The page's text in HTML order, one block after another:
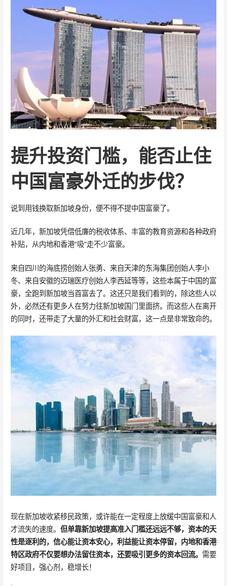
提升投资门槛，能否止住
中国富豪外迁的步伐？
说到用钱换取新加坡身份，便不得不提中国富豪了。
近几年，新加坡凭借低廉的税收体系、丰富的教育资源和各种政府
补贴，从内地和香港“吸”走不少富豪。
来自四川的海底捞创始人张勇、来自天津的东海集团创始人李小
冬、来自安徽的迈瑞医疗创始人李西延等等，这些本属于中国的富
豪，全跑到新加坡当首富去了。这还只是我们看到的，除这些人以
外，必然还有更多人在努力往新加坡国门里面挤。而这些人在离开
的同时，还带走了大量的外汇和社会财富，这一点是非常致命的。
现在新加坡收紧移民政策，或许能在一定程度上放缓中国富豪和人
才流失的速度。 但单靠新加坡提高准入门槛还远远不够，资本的天
性是逐利的，信心能让资本安心，利益能让资本停留，内地和香港
特区政府不仅要想办法留住资本，还要吸引更多的资本回流。 需要
好项目，强心剂，稳增长！